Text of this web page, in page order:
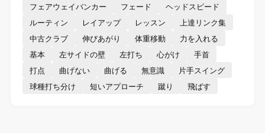
フェアウェイバンカー
フェード
ヘッドスピード
ルーティン
レイアップ レッスン
上達リンク集
中古クラブ
伸びあがり 体重移動
力を入れる
基本
左サイドの壁 左打ち 心がけ
手首
打点
曲げない 曲げる 無意識
片手スイング
球種打ち分け
短いアプローチ 蹴り 飛ばす